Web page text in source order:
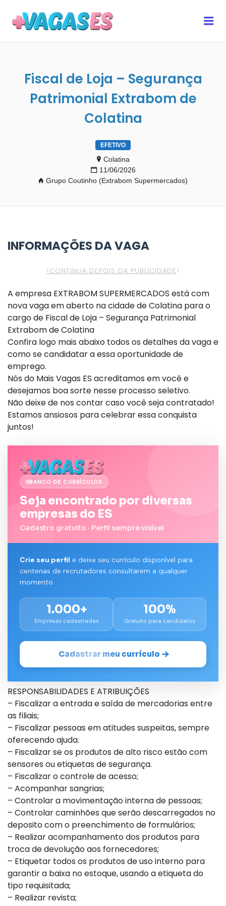
Fiscal de Loja – Segurança
Patrimonial Extrabom de
Colatina
EFETIVO
Colatina
11/06/2026
Grupo Coutinho (Extrabom Supermercados)
INFORMAÇÕES DA VAGA
>CONTINUA DEPOIS DA PUBLICIDADE<
A empresa EXTRABOM SUPERMERCADOS está com
nova vaga em aberto na cidade de Colatina para o
cargo de Fiscal de Loja – Segurança Patrimonial
Extrabom de Colatina
Confira logo mais abaixo todos os detalhes da vaga e
como se candidatar a essa oportunidade de
emprego.
Nós do Mais Vagas ES acreditamos em você e
desejamos boa sorte nesse processo seletivo.
Não deixe de nos contar caso você seja contratado!
Estamos ansiosos para celebrar essa conquista
juntos!
BANCO DE CURRÍCULOS
Seja encontrado por diversas
empresas do ES
Cadastro gratuito · Perfil sempre visível
Crie seu perfil e deixe seu currículo disponível para
centenas de recrutadores consultarem a qualquer
momento.
1.000+
Empresas cadastradas
100%
Gratuito para candidatos
Cadastrar meu currículo
RESPONSABILIDADES E ATRIBUIÇÕES
– Fiscalizar a entrada e saída de mercadorias entre
as filiais;
– Fiscalizar pessoas em atitudes suspeitas, sempre
oferecendo ajuda.
– Fiscalizar se os produtos de alto risco estão com
sensores ou etiquetas de segurança.
– Fiscalizar o controle de acesso;
– Acompanhar sangrias;
– Controlar a movimentação interna de pessoas;
– Controlar caminhões que serão descarregados no
deposito com o preenchimento de formulários;
– Realizar acompanhamento dos produtos para
troca de devolução aos fornecedores;
– Etiquetar todos os produtos de uso interno para
garantir a baixa no estoque, usando a etiqueta do
tipo requisitada;
– Realizar revista;